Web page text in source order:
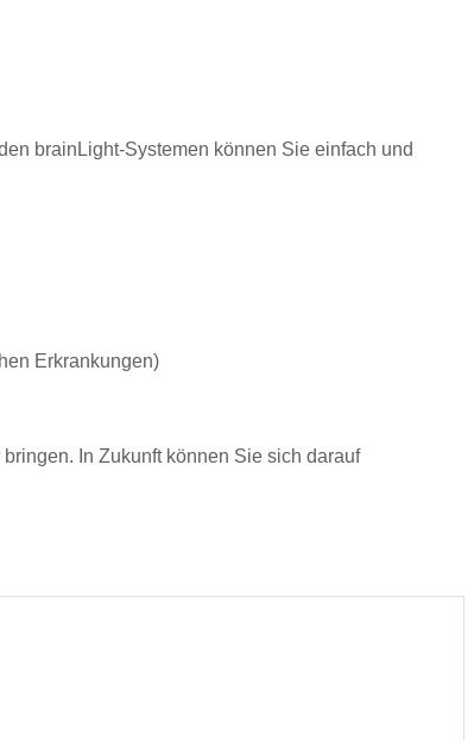
brainLight-Systemen können Sie einfach und
Erkrankungen)
In Zukunft können Sie sich darauf